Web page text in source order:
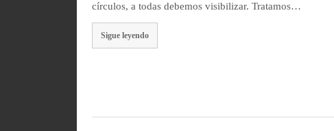
círculos, a todas debemos visibilizar. Tratamos…
Sigue leyendo